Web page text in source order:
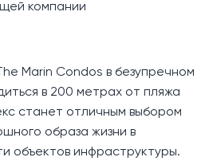
компании
Marin Condos в безупречном
в 200 метрах от пляжа
станет отличным выбором
образа жизни в
объектов инфраструктуры.